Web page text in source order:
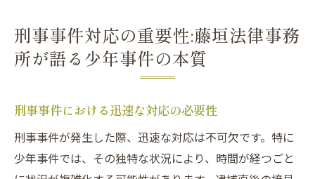
刑事事件対応の重要性:藤垣法律事務
所が語る少年事件の本質
刑事事件における迅速な対応の必要性
刑事事件が発生した際、迅速な対応は不可欠です。特に
少年事件では、その独特な状況により、時間が経つごと